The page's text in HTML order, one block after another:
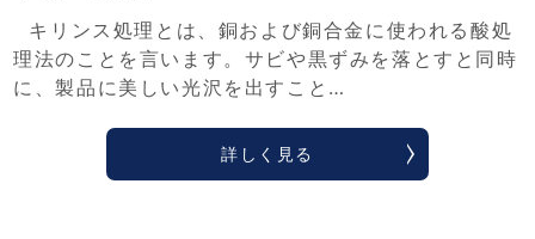
キリンス処理とは、銅および銅合金に使われる酸処
理法のことを言います。サビや黒ずみを落とすと同時
に、製品に美しい光沢を出すこと…
詳しく見る